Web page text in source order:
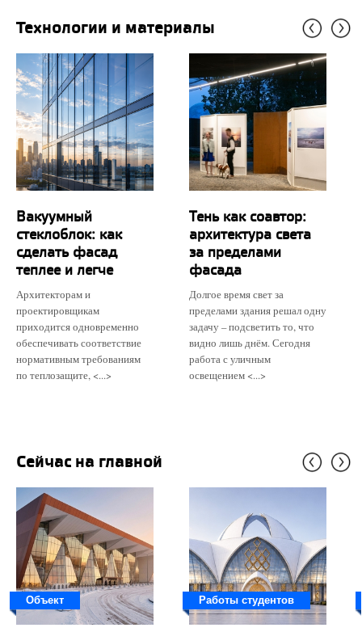
Технологии и материалы
Вакуумный
стеклоблок: как
сделать фасад
теплее и легче
Архитекторам и
проектировщикам
приходится одновременно
обеспечивать соответствие
нормативным требованиям
по теплозащите, <...>
Тень как соавтор:
архитектура света
за пределами
фасада
Долгое время свет за
пределами здания решал одну
задачу – подсветить то, что
видно лишь днём. Сегодня
работа с уличным
освещением <...>
Сейчас на главной
Объект Работы студентов